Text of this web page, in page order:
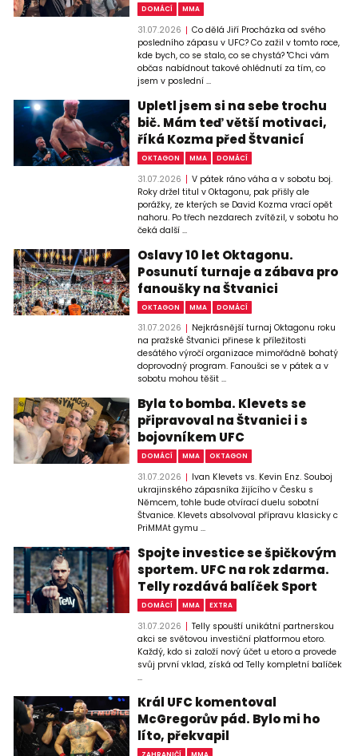
DOMÁCÍ MMA
31.07.2026
Co dělá Jiří Procházka od svého
posledního zápasu v UFC? Co zažil v tomto roce,
kde bych, co se stalo, co se chystá? "Chci vám
občas nabídnout takové ohlédnutí za tím, co
jsem v poslední ...
Upletl jsem si na sebe trochu
bič. Mám teď větší motivaci,
říká Kozma před Štvanicí
OKTAGON MMA DOMÁCÍ
31.07.2026
V pátek ráno váha a v sobotu boj.
Roky držel titul v Oktagonu, pak přišly ale
porážky, ze kterých se David Kozma vrací opět
nahoru. Po třech nezdarech zvítězil, v sobotu ho
čeká další ...
Oslavy 10 let Oktagonu.
Posunutí turnaje a zábava pro
fanoušky na Štvanici
OKTAGON MMA DOMÁCÍ
31.07.2026
Nejkrásnější turnaj Oktagonu roku
na pražské Štvanici přinese k příležitosti
desátého výročí organizace mimořádně bohatý
doprovodný program. Fanoušci se v pátek a v
sobotu mohou těšit ...
Byla to bomba. Klevets se
připravoval na Štvanici i s
bojovníkem UFC
DOMÁCÍ MMA OKTAGON
31.07.2026
Ivan Klevets vs. Kevin Enz. Souboj
ukrajinského zápasníka žijícího v Česku s
Němcem, tohle bude otvírací duelu sobotní
Štvanice. Klevets absolvoval přípravu klasicky c
PriMMAt gymu ...
Spojte investice se špičkovým
sportem. UFC na rok zdarma.
Telly rozdává balíček Sport
DOMÁCÍ MMA EXTRA
31.07.2026
Telly spouští unikátní partnerskou
akci se světovou investiční platformou etoro.
Každý, kdo si založí nový účet u etoro a provede
svůj první vklad, získá od Telly kompletní balíček
...
Král UFC komentoval
McGregorův pád. Bylo mi ho
líto, překvapil